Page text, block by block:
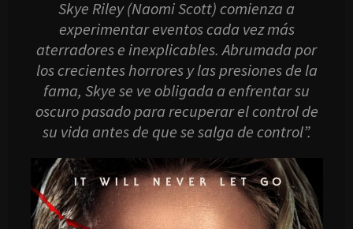
Skye Riley (Naomi Scott) comienza a
experimentar eventos cada vez más
aterradores e inexplicables. Abrumada por
los crecientes horrores y las presiones de la
fama, Skye se ve obligada a enfrentar su
oscuro pasado para recuperar el control de
su vida antes de que se salga de control”.